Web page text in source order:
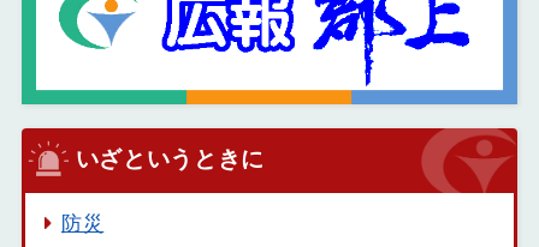
いざというときに
防災